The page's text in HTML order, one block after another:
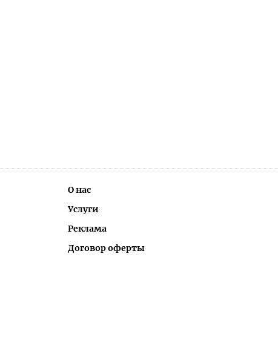
О нас
Услуги
Реклама
Договор оферты